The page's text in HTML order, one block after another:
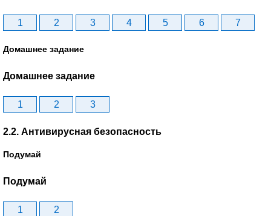
1 2 3 4 5 6 7
Домашнее задание
Домашнее задание
1 2 3
2.2. Антивирусная безопасность
Подумай
Подумай
1 2